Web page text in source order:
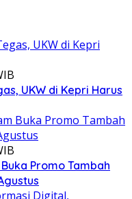
UKW di Kepri Harus
Promo Tambah